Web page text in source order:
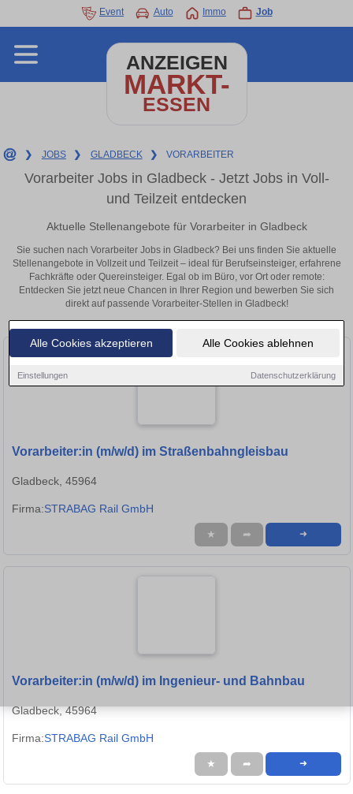
Alle Cookies akzeptieren Alle Cookies ablehnen
Einstellungen Datenschutzerklärung
Event Auto Immo Job
ANZEIGEN
MARKT-
ESSEN
❯ JOBS ❯ GLADBECK ❯ VORARBEITER
Vorarbeiter Jobs in Gladbeck - Jetzt Jobs in Voll-
und Teilzeit entdecken
Aktuelle Stellenangebote für Vorarbeiter in Gladbeck
Sie suchen nach Vorarbeiter Jobs in Gladbeck? Bei uns finden Sie aktuelle
Stellenangebote in Vollzeit und Teilzeit – ideal für Berufseinsteiger, erfahrene
Fachkräfte oder Quereinsteiger. Egal ob im Büro, vor Ort oder remote:
Entdecken Sie jetzt neue Chancen in Ihrer Region und bewerben Sie sich
direkt auf passende Vorarbeiter-Stellen in Gladbeck!
Vorarbeiter:in (m/w/d) im Straßenbahngleisbau
Gladbeck, 45964
Firma:STRABAG Rail GmbH
★ ➦ ➜
Vorarbeiter:in (m/w/d) im Ingenieur- und Bahnbau
Gladbeck, 45964
Firma:STRABAG Rail GmbH
★ ➦ ➜